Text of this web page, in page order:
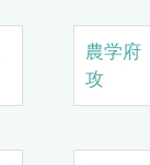
農学
攻